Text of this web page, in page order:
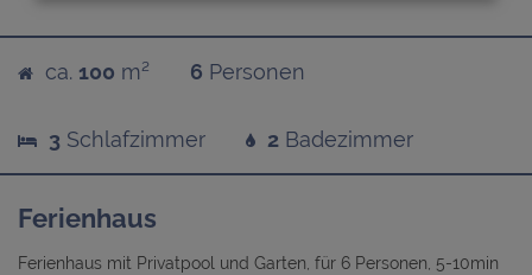
ca. 100 m² 6 Personen
3 Schlafzimmer 2 Badezimmer
Ferienhaus
Ferienhaus mit Privatpool und Garten, für 6 Personen, 5-10min